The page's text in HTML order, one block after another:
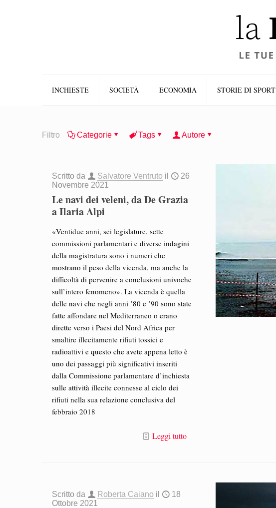
INCHIESTE SOCIETÀ ECONOMIA STORIE DI SPORT
Filtro Categorie Tags Autore
Scritto da Salvatore Ventruto il
26
Novembre 2021
Le navi dei veleni, da De Grazia
a Ilaria Alpi
«Ventidue anni, sei legislature, sette
commissioni parlamentari e diverse indagini
della magistratura sono i numeri che
mostrano il peso della vicenda, ma anche la
difficoltà di pervenire a conclusioni univoche
sull’intero fenomeno». La vicenda è quella
delle navi che negli anni ’80 e ’90 sono state
fatte affondare nel Mediterraneo o erano
dirette verso i Paesi del Nord Africa per
smaltire illecitamente rifiuti tossici e
radioattivi e questo che avete appena letto è
uno dei passaggi più significativi inseriti
dalla Commissione parlamentare d’inchiesta
sulle attività illecite connesse al ciclo dei
rifiuti nella sua relazione conclusiva del
febbraio 2018
Leggi tutto
Scritto da Roberta Caiano il
18
Ottobre 2021